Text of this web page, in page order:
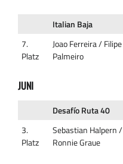
Italian Baja
7.
Platz
Joao Ferreira / Filipe
Palmeiro
JUNI
Desafío Ruta 40
3.
Platz
Sebastian Halpern /
Ronnie Graue